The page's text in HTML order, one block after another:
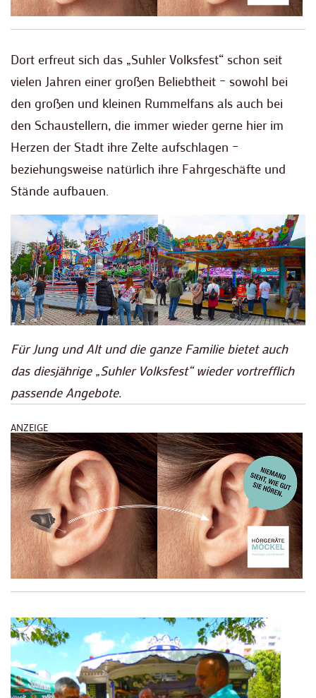
Dort erfreut sich das „Suhler Volksfest“ schon seit
vielen Jahren einer großen Beliebtheit – sowohl bei
den großen und kleinen Rummelfans als auch bei
den Schaustellern, die immer wieder gerne hier im
Herzen der Stadt ihre Zelte aufschlagen –
beziehungsweise natürlich ihre Fahrgeschäfte und
Stände aufbauen.
Für Jung und Alt und die ganze Familie bietet auch
das diesjährige „Suhler Volksfest“ wieder vortrefflich
passende Angebote.
ANZEIGE